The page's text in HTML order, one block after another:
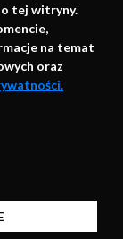
tej witryny.
na temat
oraz
do celów